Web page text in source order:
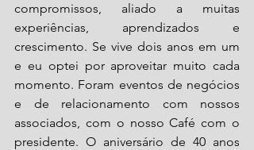
compromissos, aliado a muitas
experiências, aprendizados e
crescimento. Se vive dois anos em um
e eu optei por aproveitar muito cada
momento. Foram eventos de negócios
e de relacionamento com nossos
associados, com o nosso Café com o
presidente. O aniversário de 40 anos